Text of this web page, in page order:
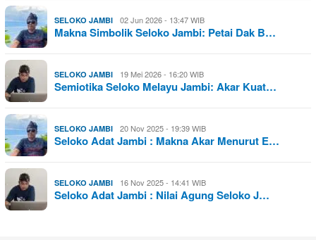
SELOKO JAMBI 02 Jun 2026 - 13:47 WIB
Makna Simbolik Seloko Jambi: Petai Dak B…
SELOKO JAMBI 19 Mei 2026 - 16:20 WIB
Semiotika Seloko Melayu Jambi: Akar Kuat…
SELOKO JAMBI 20 Nov 2025 - 19:39 WIB
Seloko Adat Jambi : Makna Akar Menurut E…
SELOKO JAMBI 16 Nov 2025 - 14:41 WIB
Seloko Adat Jambi : Nilai Agung Seloko J…